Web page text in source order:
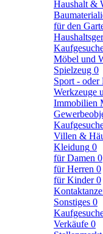
Haushalt &
für den
Möbel und
Spielzeug 0
Sport - oder
Werkzeuge
Immobilien
Villen &
Kleidung 0
für Damen 0
für Herren 0
für Kinder0
Sonstiges 0
Verkäufe 0